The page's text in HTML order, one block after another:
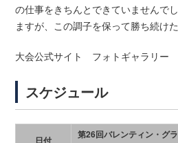
の仕事をきちんとできていませんで
ますが、この調子を保って勝ち続けた
大会公式サイト フォトギャラリー
スケジュール
日付
第26回バレンティン・グ